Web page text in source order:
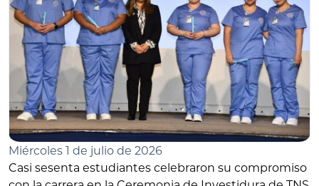
Miércoles 1 de julio de 2026
Casi sesenta estudiantes celebraron su compromiso